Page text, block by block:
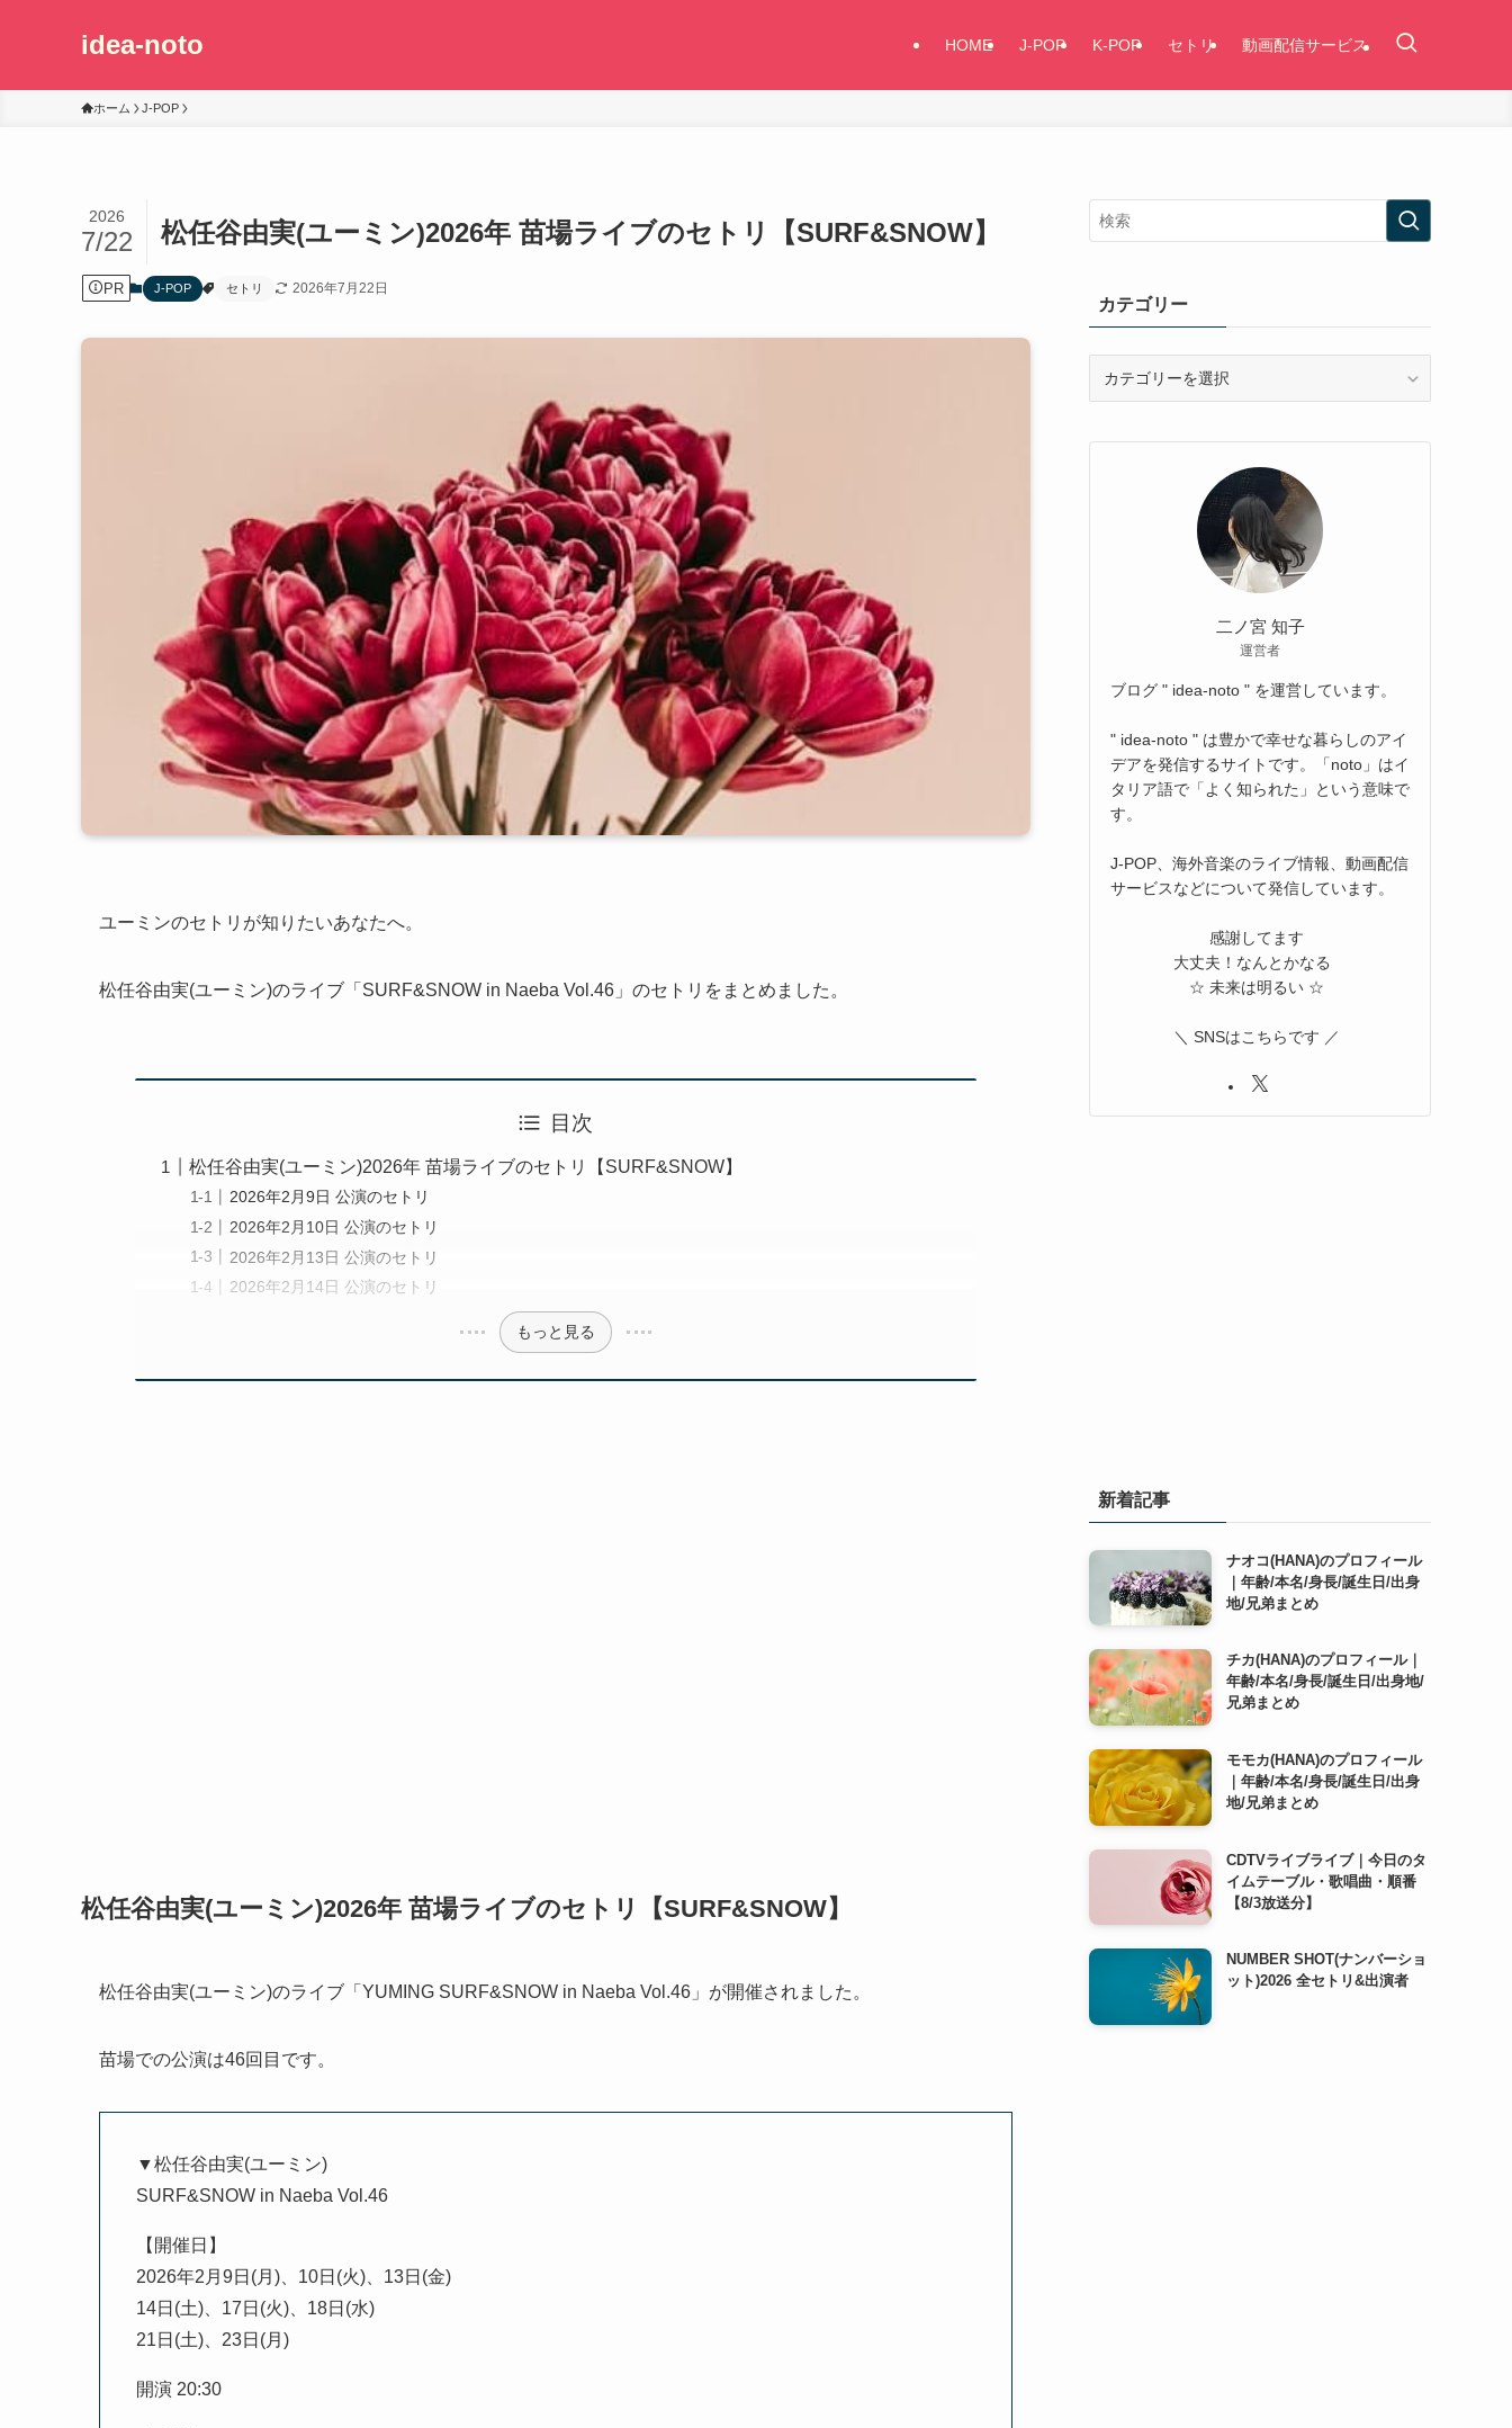
idea-noto HOME J-POP K-POP セトリ 動画配信サービス
ホーム J-POP
松任谷由実(ユーミン)2026年 苗場ライブのセトリ【SURF&SNOW】
2026
7/22
PR J-POP セトリ 2026年7月22日
ユーミンのセトリが知りたいあなたへ。
松任谷由実(ユーミン)のライブ「SURF&SNOW in Naeba Vol.46」のセトリをまとめました。
目次
松任谷由実(ユーミン)2026年 苗場ライブのセトリ【SURF&SNOW】
2026年2月9日 公演のセトリ
2026年2月10日 公演のセトリ
2026年2月13日 公演のセトリ
2026年2月14日 公演のセトリ
もっと見る
松任谷由実(ユーミン)2026年 苗場ライブのセトリ【SURF&SNOW】
松任谷由実(ユーミン)のライブ「YUMING SURF&SNOW in Naeba Vol.46」が開催されました。
苗場での公演は46回目です。
▼松任谷由実(ユーミン)
SURF&SNOW in Naeba Vol.46
【開催日】
2026年2月9日(月)、10日(火)、13日(金)
14日(土)、17日(火)、18日(水)
21日(土)、23日(月)
開演 20:30
カテゴリー
リ
二ノ宮 知子
運営者
ブログ " idea-noto " を運営しています。
" idea-noto " は豊かで幸せな暮らしのアイ
デアを発信するサイトです。「noto」はイ
タリア語で「よく知られた」という意味で
す。
J-POP、海外音楽のライブ情報、動画配信
サービスなどについて発信しています。
感謝してます
大丈夫！なんとかなる
☆ 未来は明るい ☆
＼ SNSはこちらです ／
新着記事
ナオコ(HANA)のプロフィール
｜年齢/本名/身長/誕生日/出身
地/兄弟まとめ
チカ(HANA)のプロフィール｜
年齢/本名/身長/誕生日/出身地/
兄弟まとめ
モモカ(HANA)のプロフィール
｜年齢/本名/身長/誕生日/出身
地/兄弟まとめ
CDTVライブライブ｜今日のタ
イムテーブル・歌唱曲・順番
【8/3放送分】
NUMBER SHOT(ナンバーショ
ット)2026 全セトリ&出演者